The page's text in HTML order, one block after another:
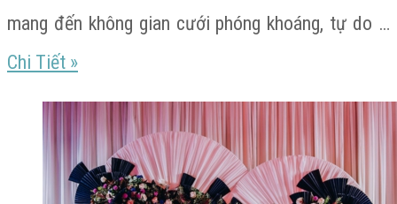
Phú
mang đến không gian cưới phóng khoáng, tự do …
Chi Tiết Tiệc
bãi
biển
phong
»